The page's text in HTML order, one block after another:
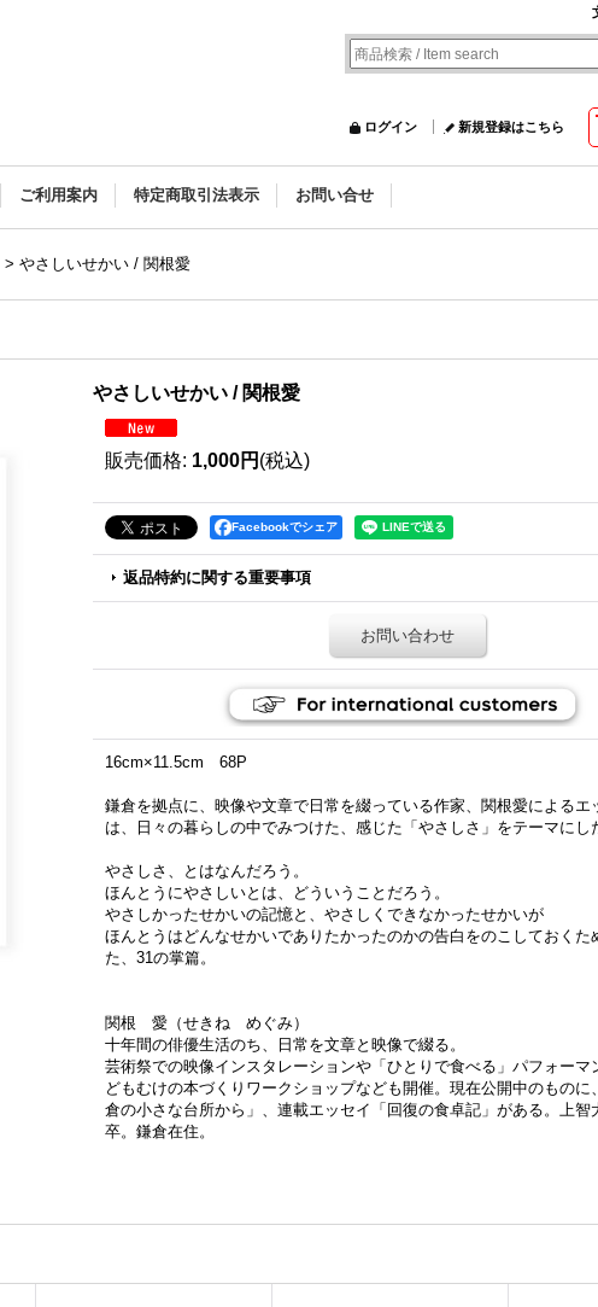
ログイン 新規登録はこちら
ご利用案内 特定商取引法表示 お問い合せ
> やさしいせかい / 関根愛
やさしいせかい / 関根愛
販売価格: 1,000円 (税込)
Facebookでシェア
返品特約に関する重要事項
お問い合わせ
16cm×11.5cm 68P
鎌倉を拠点に、映像や文章で日常を綴っている作家、関根愛によるエ
は、日々の暮らしの中でみつけた、感じた「やさしさ」をテーマにし
やさしさ、とはなんだろう。
ほんとうにやさしいとは、どういうことだろう。
やさしかったせかいの記憶と、やさしくできなかったせかいが
ほんとうはどんなせかいでありたかったのかの告白をのこしておくた
た、31の掌篇。
関根 愛（せきね めぐみ）
十年間の俳優生活のち、日常を文章と映像で綴る。
芸術祭での映像インスタレーションや「ひとりで食べる」パフォーマ
どもむけの本づくりワークショップなども開催。現在公開中のものに
倉の小さな台所から」、連載エッセイ「回復の食卓記」がある。上智
卒。鎌倉在住。